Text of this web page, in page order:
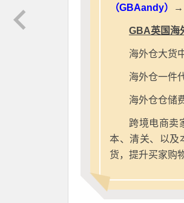
（GBAandy）
→
GBA英国海
海外仓大货
海外仓一件
海外仓仓储
跨境电商卖
本、清关、以及
货，提升买家购